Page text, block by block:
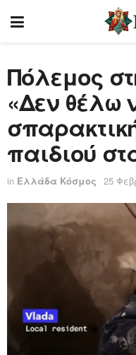
Πόλεμος
«Δεν θέλω
παιδιού
in Ελλάδα Κόσμος 25